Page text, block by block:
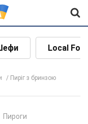
Local
Пиріг з бринзою
Пироги